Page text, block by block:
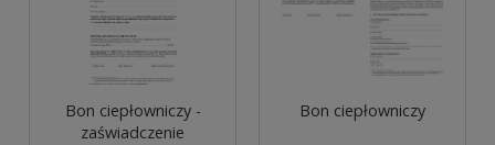
Bon ciepłowniczy -
zaświadczenie
Bon ciepłowniczy